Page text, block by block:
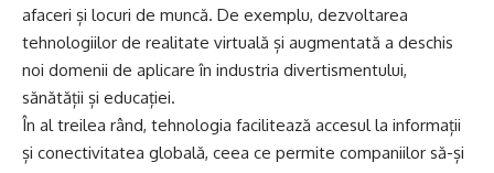
afaceri și locuri de muncă. De exemplu, dezvoltarea
tehnologiilor de realitate virtuală și augmentată a deschis
noi domenii de aplicare în industria divertismentului,
sănătății și educației.
În al treilea rând, tehnologia facilitează accesul la informații
și conectivitatea globală, ceea ce permite companiilor să-și